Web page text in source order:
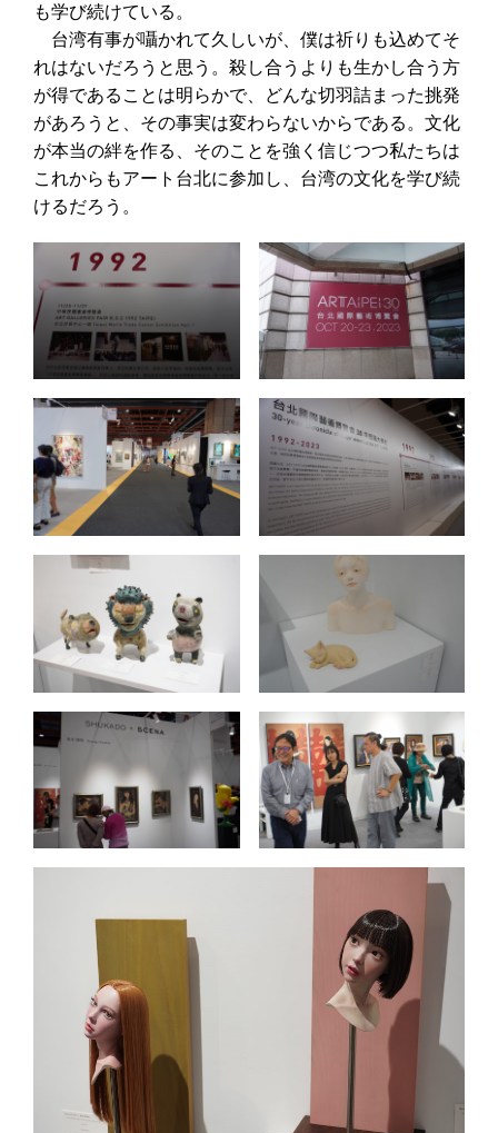
も学び続けている。
台湾有事が囁かれて久しいが、僕は祈りも込めてそ
れはないだろうと思う。殺し合うよりも生かし合う方
が得であることは明らかで、どんな切羽詰まった挑発
があろうと、その事実は変わらないからである。文化
が本当の絆を作る、そのことを強く信じつつ私たちは
これからもアート台北に参加し、台湾の文化を学び続
けるだろう。